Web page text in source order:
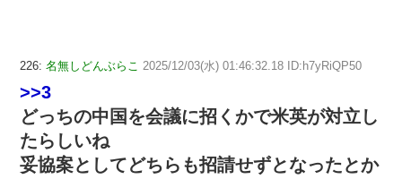
226: 名無しどんぶらこ 2025/12/03(水) 01:46:32.18 ID:h7yRiQP50
>>3
どっちの中国を会議に招くかで米英が対立し
たらしいね
妥協案としてどちらも招請せずとなったとか